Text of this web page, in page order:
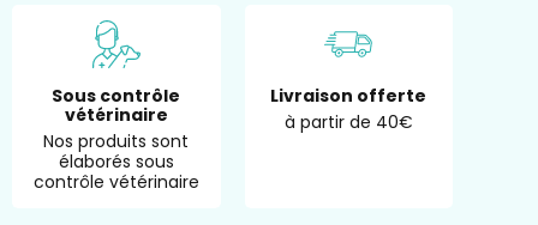
Sous contrôle
vétérinaire
Nos produits sont
élaborés sous
contrôle vétérinaire
Livraison offerte
à partir de 40€